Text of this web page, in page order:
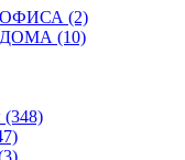
ОФИСА (2)
ДОМА (10)
(348)